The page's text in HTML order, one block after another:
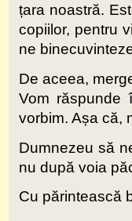
țara noastră.
copiilor, pentru
ne
De aceea,
Vom răspunde
vorbim. Așa că,
Dumnezeu să
nu după voia
Cu părintească